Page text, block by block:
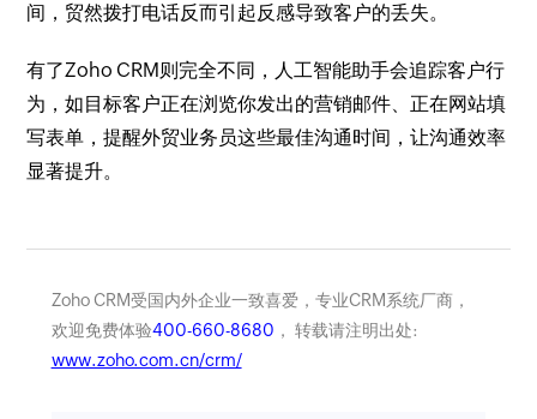
间，贸然拨打电话反而引起反感导致客户的丢失。
有了Zoho CRM则完全不同，人工智能助手会追踪客户行
为，如目标客户正在浏览你发出的营销邮件、正在网站填
写表单，提醒外贸业务员这些最佳沟通时间，让沟通效率
显著提升。
Zoho CRM受国内外企业一致喜爱，专业CRM系统厂商，
欢迎免费体验400-660-8680 ， 转载请注明出处:
www.zoho.com.cn/crm/